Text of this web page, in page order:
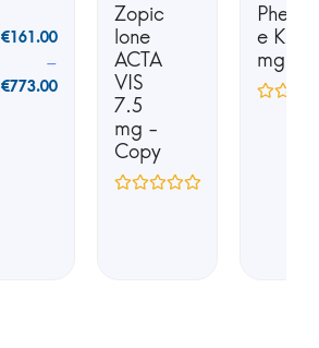
€161.00
–
€773.00
Zopic
lone
ACTA
VIS
7.5
mg -
Copy
e K25
mg